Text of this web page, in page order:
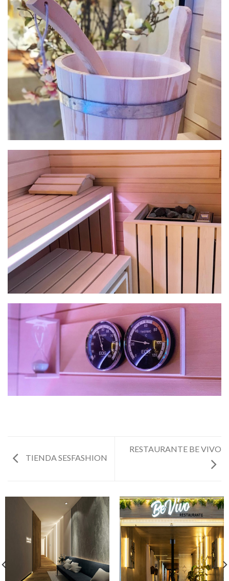
TIENDA SESFASHION
RESTAURANTE BE VIVO